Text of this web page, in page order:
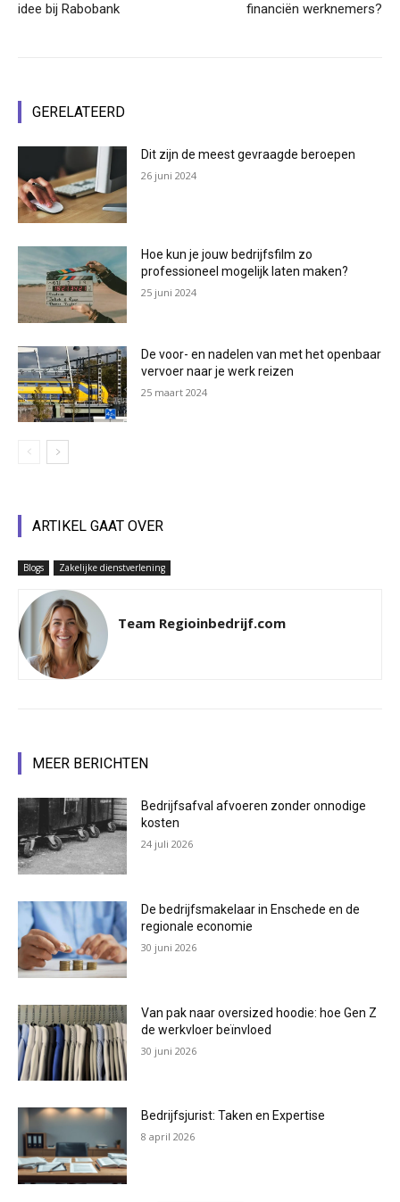
idee bij Rabobank financiën werknemers?
GERELATEERD
Dit zijn de meest gevraagde beroepen
26 juni 2024
Hoe kun je jouw bedrijfsfilm zo
professioneel mogelijk laten maken?
25 juni 2024
De voor- en nadelen van met het openbaar
vervoer naar je werk reizen
25 maart 2024
ARTIKEL GAAT OVER
Blogs Zakelijke dienstverlening
Team Regioinbedrijf.com
MEER BERICHTEN
Bedrijfsafval afvoeren zonder onnodige
kosten
24 juli 2026
De bedrijfsmakelaar in Enschede en de
regionale economie
30 juni 2026
Van pak naar oversized hoodie: hoe Gen Z
de werkvloer beïnvloed
30 juni 2026
Bedrijfsjurist: Taken en Expertise
8 april 2026